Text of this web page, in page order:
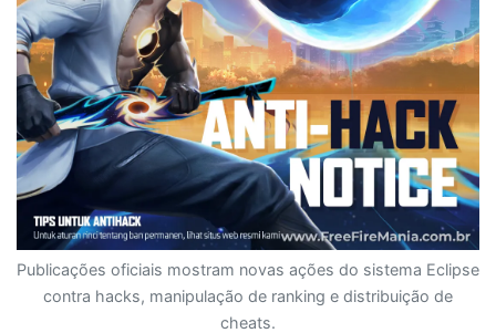
Publicações oficiais mostram novas ações do sistema Eclipse
contra hacks, manipulação de ranking e distribuição de
cheats.